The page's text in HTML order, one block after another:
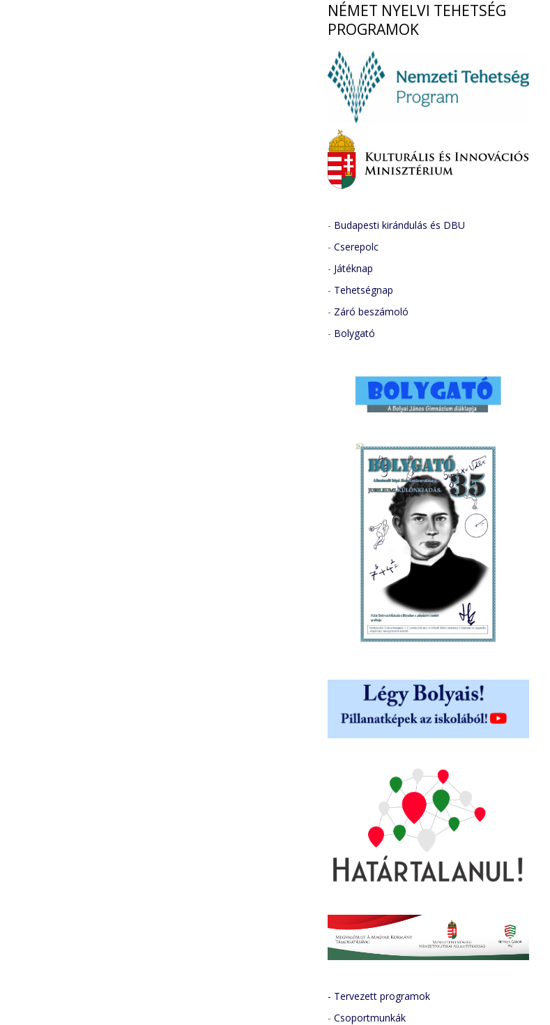
NÉMET NYELVI TEHETSÉG
PROGRAMOK
- Budapesti kirándulás és DBU
- Cserepolc
- Játéknap
- Tehetségnap
- Záró beszámoló
- Bolygató
- Tervezett programok
- Csoportmunkák